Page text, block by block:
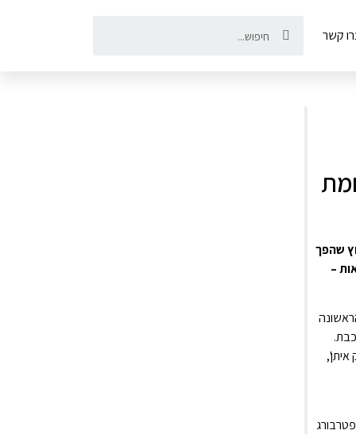
קשר
שהפך
חקלאות –
בשנת 1951 כהיאחזות הנח"ל הראשונה
'צוק איתן',
פטרבורג